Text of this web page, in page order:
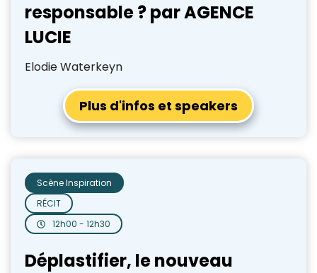
responsable ? par AGENCE
LUCIE
Elodie Waterkeyn
Plus d'infos et speakers
12h00 - 12h30
RÉCIT
Scène Inspiration
Déplastifier, le nouveau